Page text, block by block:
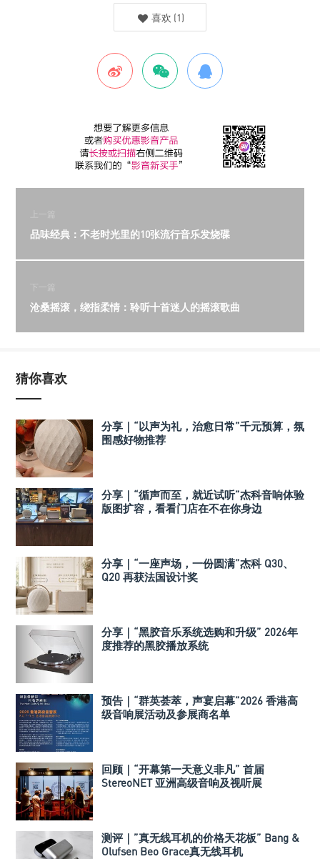
喜欢 (1)
上一篇
品味经典：不老时光里的10张流行音乐发烧碟
下一篇
沧桑摇滚，绕指柔情：聆听十首迷人的摇滚歌曲
猜你喜欢
分享｜“以声为礼，治愈日常”千元预算，氛
围感好物推荐
分享｜“循声而至，就近试听”杰科音响体验
版图扩容，看看门店在不在你身边
分享｜“一座声场，一份圆满”杰科 Q30、
Q20 再获法国设计奖
分享｜“黑胶音乐系统选购和升级” 2026年
度推荐的黑胶播放系统
预告｜“群英荟萃，声宴启幕”2026 香港高
级音响展活动及参展商名单
回顾｜“开幕第一天意义非凡” 首届
StereoNET 亚洲高级音响及视听展
测评｜”真无线耳机的价格天花板” Bang &
Olufsen Beo Grace真无线耳机